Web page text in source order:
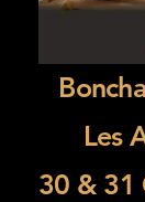
Les
30 & 31